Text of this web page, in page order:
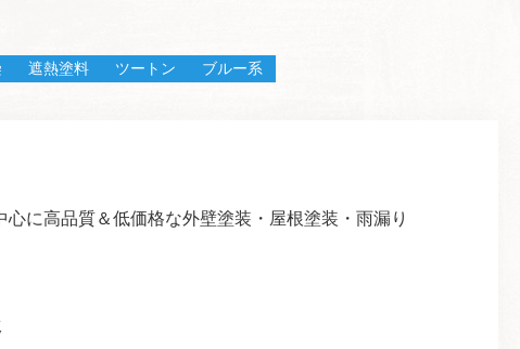
遮熱塗料 ツートン ブルー系
に高品質＆低価格な外壁塗装・屋根塗装・雨漏り